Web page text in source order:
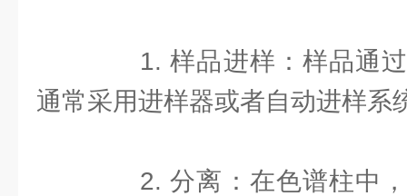
1. 样品进样：样品通过
通常采用进样器或者自动进样系
2. 分离：在色谱柱中，